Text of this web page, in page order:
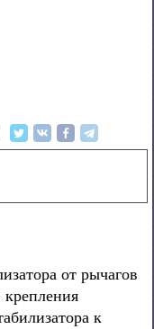
от рычагов
крепления
к